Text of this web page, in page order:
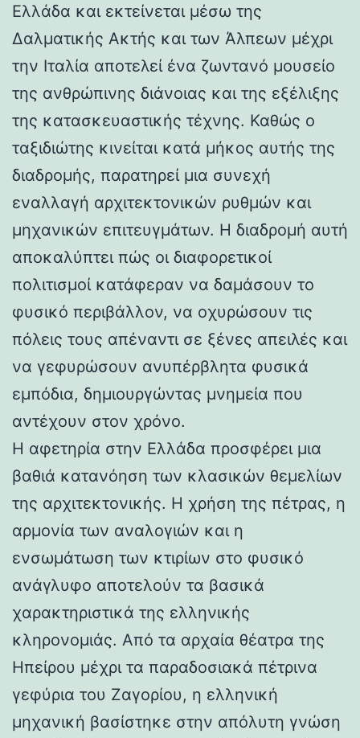
Ελλάδα και εκτείνεται μέσω της
Δαλματικής Ακτής και των Άλπεων μέχρι
την Ιταλία αποτελεί ένα ζωντανό μουσείο
της ανθρώπινης διάνοιας και της εξέλιξης
της κατασκευαστικής τέχνης. Καθώς ο
ταξιδιώτης κινείται κατά μήκος αυτής της
διαδρομής, παρατηρεί μια συνεχή
εναλλαγή αρχιτεκτονικών ρυθμών και
μηχανικών επιτευγμάτων. Η διαδρομή αυτή
αποκαλύπτει πώς οι διαφορετικοί
πολιτισμοί κατάφεραν να δαμάσουν το
φυσικό περιβάλλον, να οχυρώσουν τις
πόλεις τους απέναντι σε ξένες απειλές και
να γεφυρώσουν ανυπέρβλητα φυσικά
εμπόδια, δημιουργώντας μνημεία που
αντέχουν στον χρόνο.
Η αφετηρία στην Ελλάδα προσφέρει μια
βαθιά κατανόηση των κλασικών θεμελίων
της αρχιτεκτονικής. Η χρήση της πέτρας, η
αρμονία των αναλογιών και η
ενσωμάτωση των κτιρίων στο φυσικό
ανάγλυφο αποτελούν τα βασικά
χαρακτηριστικά της ελληνικής
κληρονομιάς. Από τα αρχαία θέατρα της
Ηπείρου μέχρι τα παραδοσιακά πέτρινα
γεφύρια του Ζαγορίου, η ελληνική
μηχανική βασίστηκε στην απόλυτη γνώση